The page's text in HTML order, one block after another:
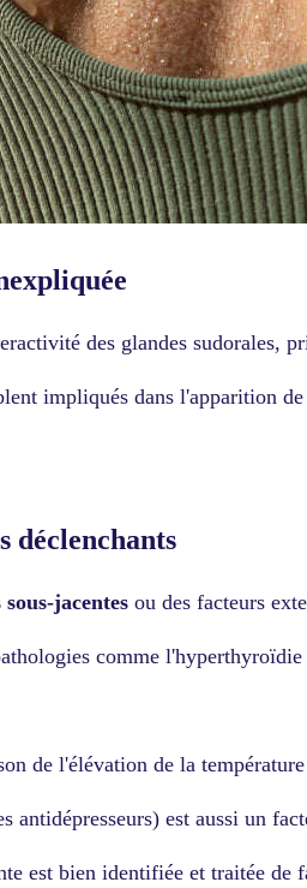
des glandes sudorales,
impliqués dans l'apparition
déclenchants
jacentes ou des facteurs
comme
de l'élévation de la
est aussi un
est bien identifiée et traitée de